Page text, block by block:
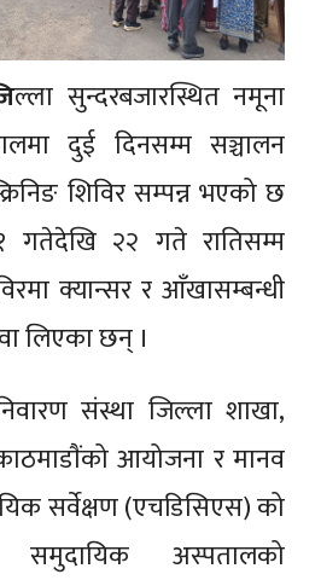
ल्ला सुन्दरबजारस्थित नमूना
दुई दिनसम्म सञ्चालन
शिविर सम्पन्न भएको छ
गतेदेखि २२ गते रातिसम्म
क्यान्सर र आँखासम्बन्धी
लिएका छन् ।
संस्था जिल्ला शाखा,
आयोजना र मानव
सर्वेक्षण (एचडिसिएस) को
अस्पतालको